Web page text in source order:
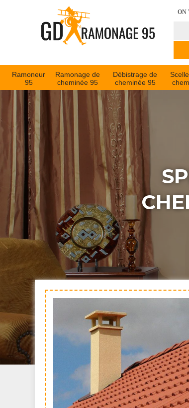
ON
Ramoneur
95
Ramonage de
cheminée 95
Débistrage de
cheminée 95